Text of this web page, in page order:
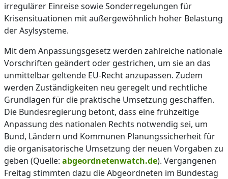
irregulärer Einreise sowie Sonderregelungen für
Krisensituationen mit außergewöhnlich hoher Belastung
der Asylsysteme.
Mit dem Anpassungsgesetz werden zahlreiche nationale
Vorschriften geändert oder gestrichen, um sie an das
unmittelbar geltende EU-Recht anzupassen. Zudem
werden Zuständigkeiten neu geregelt und rechtliche
Grundlagen für die praktische Umsetzung geschaffen.
Die Bundesregierung betont, dass eine frühzeitige
Anpassung des nationalen Rechts notwendig sei, um
Bund, Ländern und Kommunen Planungssicherheit für
die organisatorische Umsetzung der neuen Vorgaben zu
geben (Quelle: abgeordnetenwatch.de). Vergangenen
Freitag stimmten dazu die Abgeordneten im Bundestag